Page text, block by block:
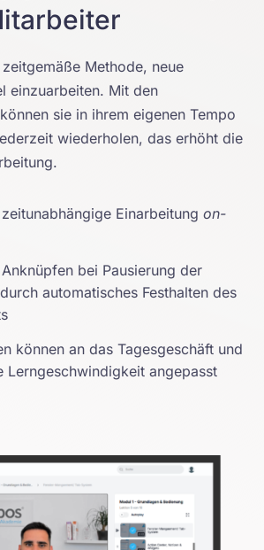
Methode, neue
einzuarbeiten. Mit den
sie in ihrem eigenen Tempo
wiederholen, das erhöht die
Einarbeitung on-
bei Pausierung der
automatisches Festhalten des
können an das Tagesgeschäft und
Lerngeschwindigkeit angepasst